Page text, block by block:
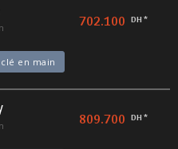
702.100 DH *
en main
809.700 DH *